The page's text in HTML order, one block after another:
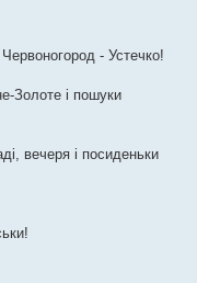
- Устечко!
Золоте і пошуки
вечеря і посиденьки